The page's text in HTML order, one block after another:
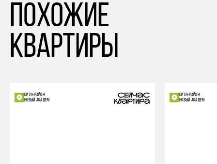
похожие
квартиры
СИТИ-РАЙОН
НОВЫЙ АКАДЕМ
СИТИ-РАЙОН
НОВЫЙ АКАДЕМ